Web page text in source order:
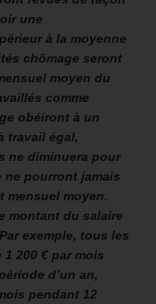
une
à la moyenne
chômage seront
moyen du
comme
obéiront à un
travail égal,
ne diminuera pour
ne pourront jamais
mensuel moyen.
montant du salaire
exemple, tous les
200 € par mois
d’un an,
pendant 12